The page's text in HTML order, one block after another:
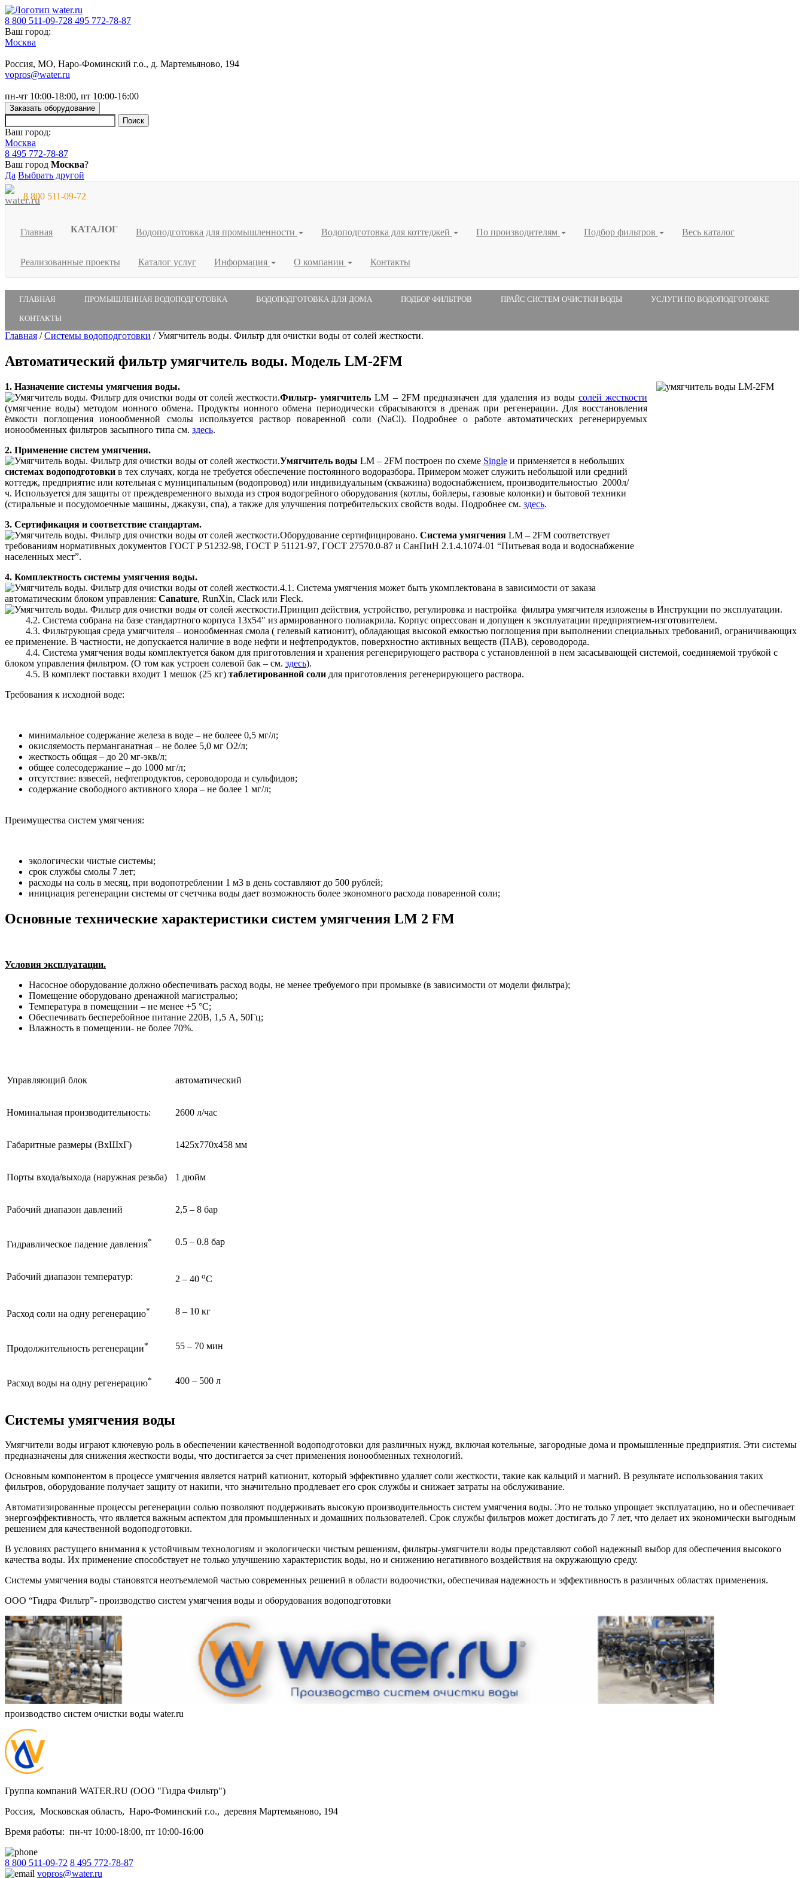
8 800 511-09-728 495 772-78-87
Ваш город:
Москва
Россия, МO, Наро-Фоминский г.о., д. Мартемьяново, 194
vopros@water.ru
пн-чт 10:00-18:00, пт 10:00-16:00
Заказать оборудование
Ваш город:
Москва
8 495 772-78-87
Ваш город Москва?
Да Выбрать другой
8 800 511-09-72
Главная КАТАЛОГ Водоподготовка для промышленности Водоподготовка для коттеджей По производителям Подбор фильтров Весь каталог
Реализованные проекты Каталог услуг Информация О компании Контакты
ГЛАВНАЯ ПРОМЫШЛЕННАЯ ВОДОПОДГОТОВКА ВОДОПОДГОТОВКА ДЛЯ ДОМА ПОДБОР ФИЛЬТРОВ ПРАЙС СИСТЕМ ОЧИСТКИ ВОДЫ УСЛУГИ ПО ВОДОПОДГОТОВКЕ
КОНТАКТЫ
Главная /Системы водоподготовки /Умягчитель воды. Фильтр для очистки воды от солей жесткости.
Автоматический фильтр умягчитель воды. Модель LM-2FM
1. Назначение системы умягчения воды.
Фильтр- умягчительLM – 2FM предназначен для удаления из воды солей жесткости
(умягчение воды) методом ионного обмена. Продукты ионного обмена периодически сбрасываются в дренаж при регенерации. Для восстановления
ёмкости поглощения ионообменной смолы используется раствор поваренной соли (NaCl). Подробнее о работе автоматических регенерируемых
ионообменных фильтров засыпного типа см. здесь.
2. Применение систем умягчения.
Умягчитель воды LM – 2FM построен по схеме Single и применяется в небольших
системах водоподготовки в тех случаях, когда не требуется обеспечение постоянного водоразбора. Примером может служить небольшой или средний
коттедж, предприятие или котельная с муниципальным (водопровод) или индивидуальным (скважина) водоснабжением, производительностью 2000л/
ч. Используется для защиты от преждевременного выхода из строя водогрейного оборудования (котлы, бойлеры, газовые колонки) и бытовой техники
(стиральные и посудомоечные машины, джакузи, спа), а также для улучшения потребительских свойств воды. Подробнее см. здесь.
3. Сертификация и соответствие стандартам.
Оборудование сертифицировано. Система умягчения LM – 2FM соответствует
требованиям нормативных документов ГОСТ Р 51232-98, ГОСТ Р 51121-97, ГОСТ 27570.0-87 и СанПиН 2.1.4.1074-01 “Питьевая вода и водоснабжение
населенных мест”.
4. Комплектность системы умягчения воды.
4.1. Система умягчения может быть укомплектована в зависимости от заказа
автоматическим блоком управления: Canature, RunXin, Clack или Fleck.
Принцип действия, устройство, регулировка и настройка фильтра умягчителя изложены в Инструкции по эксплуатации.
4.2. Система собрана на базе стандартного корпуса 13х54″ из армированного полиакрила. Корпус опрессован и допущен к эксплуатации предприятием-изготовителем.
4.3. Фильтрующая среда умягчителя – ионообменная смола ( гелевый катионит), обладающая высокой емкостью поглощения при выполнении специальных требований, ограничивающих
ее применение. В частности, не допускается наличие в воде нефти и нефтепродуктов, поверхностно активных веществ (ПАВ), сероводорода.
4.4. Система умягчения воды комплектуется баком для приготовления и хранения регенерирующего раствора с установленной в нем засасывающей системой, соединяемой трубкой с
блоком управления фильтром. (О том как устроен солевой бак – см. здесь).
4.5. В комплект поставки входит 1 мешок (25 кг) таблетированной соли для приготовления регенерирующего раствора.
Требования к исходной воде:
минимальное содержание железа в воде – не болеее 0,5 мг/л;
окисляемость перманганатная – не более 5,0 мг О2/л;
жесткость общая – до 20 мг-экв/л;
общее солесодержание – до 1000 мг/л;
отсутствие: взвесей, нефтепродуктов, сероводорода и сульфидов;
содержание свободного активного хлора – не более 1 мг/л;
Преимущества систем умягчения:
экологически чистые системы;
срок службы смолы 7 лет;
расходы на соль в месяц, при водопотреблении 1 м3 в день составляют до 500 рублей;
инициация регенерации системы от счетчика воды дает возможность более экономного расхода поваренной соли;
Основные технические характеристики систем умягчения LM 2 FM
Условия эксплуатации.
Насосное оборудование должно обеспечивать расход воды, не менее требуемого при промывке (в зависимости от модели фильтра);
Помещение оборудовано дренажной магистралью;
Температура в помещении – не менее +5 °С;
Обеспечивать бесперебойное питание 220В, 1,5 А, 50Гц;
Влажность в помещении- не более 70%.
Управляющий блок автоматический
Номинальная производительность: 2600 л/час
Габаритные размеры (ВхШхГ) 1425х770х458 мм
Порты входа/выхода (наружная резьба) 1 дюйм
Рабочий диапазон давлений 2,5 – 8 бар
Гидравлическое падение давления* 0.5 – 0.8 бар
Рабочий диапазон температур: 2 – 40 оС
Расход соли на одну регенерацию* 8 – 10 кг
Продолжительность регенерации* 55 – 70 мин
Расход воды на одну регенерацию* 400 – 500 л
Системы умягчения воды
Умягчители воды играют ключевую роль в обеспечении качественной водоподготовки для различных нужд, включая котельные, загородные дома и промышленные предприятия. Эти системы
предназначены для снижения жесткости воды, что достигается за счет применения ионообменных технологий.
Основным компонентом в процессе умягчения является натрий катионит, который эффективно удаляет соли жесткости, такие как кальций и магний. В результате использования таких
фильтров, оборудование получает защиту от накипи, что значительно продлевает его срок службы и снижает затраты на обслуживание.
Автоматизированные процессы регенерации солью позволяют поддерживать высокую производительность систем умягчения воды. Это не только упрощает эксплуатацию, но и обеспечивает
энергоэффективность, что является важным аспектом для промышленных и домашних пользователей. Срок службы фильтров может достигать до 7 лет, что делает их экономически выгодным
решением для качественной водоподготовки.
В условиях растущего внимания к устойчивым технологиям и экологически чистым решениям, фильтры-умягчители воды представляют собой надежный выбор для обеспечения высокого
качества воды. Их применение способствует не только улучшению характеристик воды, но и снижению негативного воздействия на окружающую среду.
Системы умягчения воды становятся неотъемлемой частью современных решений в области водоочистки, обеспечивая надежность и эффективность в различных областях применения.
ООО “Гидра Фильтр”- производство систем умягчения воды и оборудования водоподготовки
производство систем очистки воды water.ru
Группа компаний WATER.RU (ООО "Гидра Фильтр")
Россия, Московская область, Наро-Фоминский г.о., деревня Мартемьяново, 194
Время работы: пн-чт 10:00-18:00, пт 10:00-16:00
8 800 511-09-72 8 495 772-78-87
vopros@water.ru